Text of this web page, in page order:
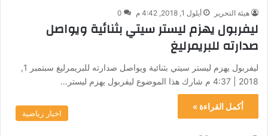
هيئة التحرير أيلول 1, 2018, 4:42 م 0
ليفربول يهزم ليستر سيتي بثنائية ويواصل
صدارته للبريمرليغ
ليفربول يهزم ليستر سيتي بثنائية ويواصل صدارته للبريمرليغ سبتمبر 1,
2018 | 4:37 م شارك هذا الموضوع ليفربول يهزم ليستر…
أكمل القراءة »
اخبار رياضية